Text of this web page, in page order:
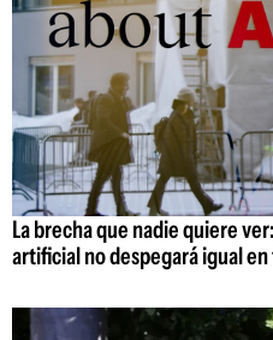
La brecha que nadie quiere
artificial no despegará igual